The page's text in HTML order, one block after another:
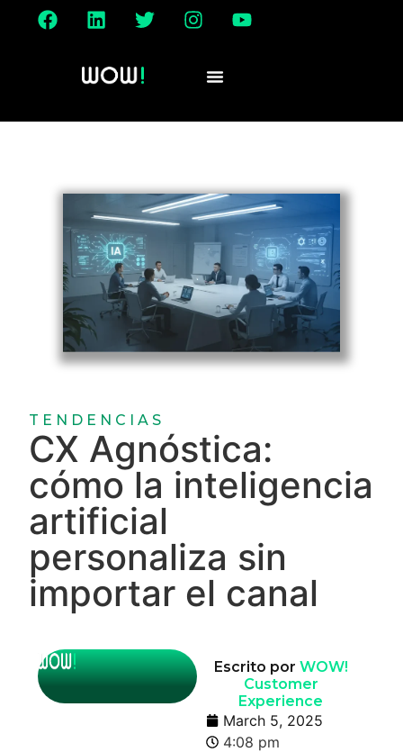
TENDENCIAS
CX Agnóstica:
cómo la inteligencia
artificial
personaliza sin
importar el canal
Escrito por WOW!
Customer
Experience
March 5, 2025
4:08 pm